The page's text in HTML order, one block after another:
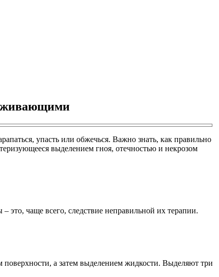
упасть или обжечься. Важно знать, как правильно
выделением гноя, отечностью и некрозом
это, чаще всего, следствие неправильной их терапии.
а затем выделением жидкости. Выделяют три